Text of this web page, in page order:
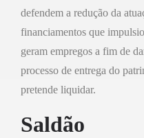
defendem a redução da
financiamentos que
geram empregos a fim de
processo de entrega do
pretende liquidar.
Saldão